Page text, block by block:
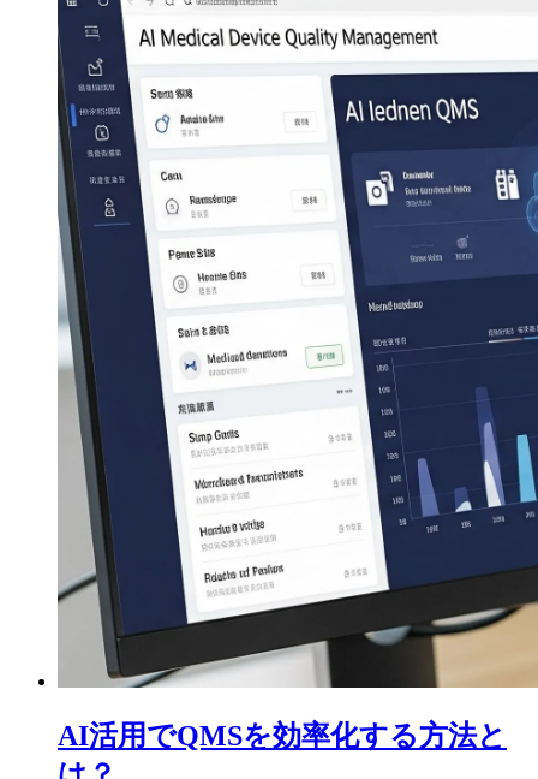
AI活用でQMSを効率化する方法と